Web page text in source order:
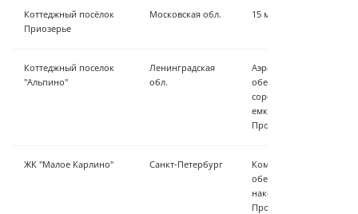
Коттеджный посёлок
Приозерье
Московская обл. 15 м³/ч - осветление-
Коттеджный поселок
"Альпино"
Ленинградская
обл.
Аэрационная колонна,
сорбционные фильтры,
емкость, насосная
Производительность 6
ЖК "Малое Карлино" Санкт-Петербург
Комплекс дозирования,
обезжелезивания,
накопительная
Производительность